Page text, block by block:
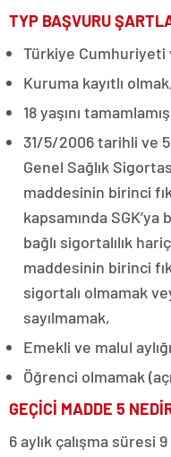
TYP BAŞVURU
Türkiye Cumhuriyeti
Kuruma kayıtlı
18 yaşını
31/5/2006 tarihli ve
Genel Sağlık
maddesinin birinci
kapsamında
bağlı sigortalılık
maddesinin birinci
sigortalı olmamak
sayılmamak,
Emekli ve malul
Öğrenci olmamak
GEÇİCİ MADDE 5
6 aylık çalışma süresi